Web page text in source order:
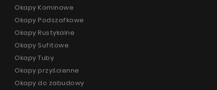
Okapy Kominowe
Okapy Podszafkowe
Okapy Rustykalne
Okapy Sufitowe
Okapy Tuby
Okapy przyścienne
Okapy do zabudowy